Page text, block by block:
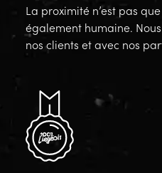
La proximité n’est pas
également humaine.
nos clients et avec nos